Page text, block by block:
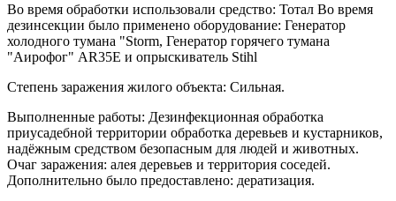
Во время обработки использовали средство: Тотал Во время
дезинсекции было применено оборудование: Генератор
холодного тумана "Storm, Генератор горячего тумана
"Аирофог" AR35E и опрыскиватель Stihl
Степень заражения жилого объекта: Сильная.
Выполненные работы: Дезинфекционная обработка
приусадебной территории обработка деревьев и кустарников,
надёжным средством безопасным для людей и животных.
Очаг заражения: алея деревьев и территория соседей.
Дополнительно было предоставлено: дератизация.